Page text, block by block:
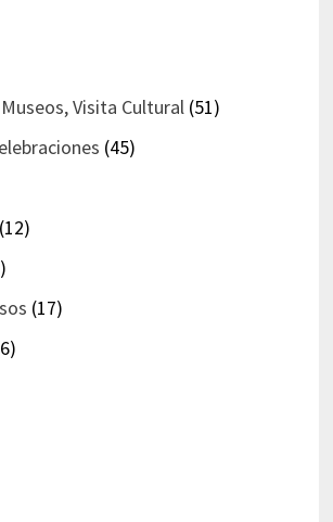
Visita Cultural(51)
(45)
(12)
(17)